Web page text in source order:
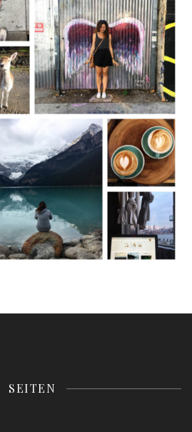
SEITEN